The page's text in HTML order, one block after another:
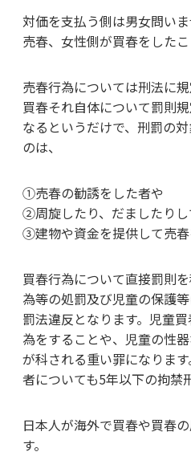
対価を支払う側は男女問い
売春、女性側が買春をしたこ
売春行為については刑法に
買春それ自体について罰則
なるというだけで、刑罰の
のは、
①売春の勧誘をした者や
②周旋したり、だましたりし
③建物や資金を提供して売春
買春行為について直接罰則
為等の処罰及び児童の保護
罰法違反となります。児童
為をすることや、児童の性
が科される重い罪になりま
者についても5年以下の拘禁
日本人が海外で買春や買春
す。